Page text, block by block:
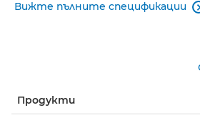
Вижте пълните спецификации
Продукти